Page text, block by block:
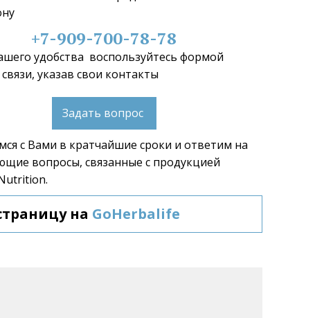
+7-909-700-78-78
удобства  воспользуйтесь формой
указав свои контакты
Задать вопрос
с Вами в кратчайшие сроки и ответим на
вопросы, связанные с продукцией
на GoHerbalife